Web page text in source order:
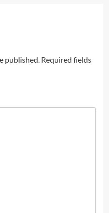
published. Required fields